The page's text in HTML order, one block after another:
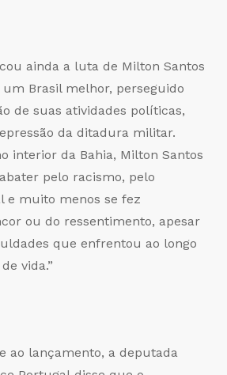
ainda a luta de Milton Santos
Brasil melhor, perseguido
de suas atividades políticas,
da ditadura militar.
interior da Bahia, Milton Santos
pelo racismo, pelo
e muito menos se fez
ou do ressentimento, apesar
que enfrentou ao longo
vida.”
ao lançamento, a deputada